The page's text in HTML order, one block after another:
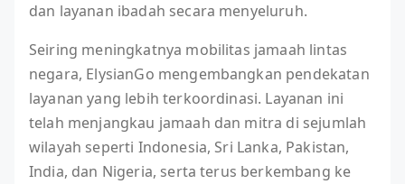
dan layanan ibadah secara menyeluruh.
Seiring meningkatnya mobilitas jamaah lintas
negara, ElysianGo mengembangkan pendekatan
layanan yang lebih terkoordinasi. Layanan ini
telah menjangkau jamaah dan mitra di sejumlah
wilayah seperti Indonesia, Sri Lanka, Pakistan,
India, dan Nigeria, serta terus berkembang ke